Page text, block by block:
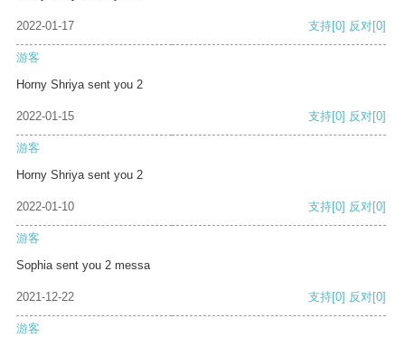
2022-01-17 支持[0] 反对[0]
游客
Horny Shriya sent you 2
2022-01-15 支持[0] 反对[0]
游客
Horny Shriya sent you 2
2022-01-10 支持[0] 反对[0]
游客
Sophia sent you 2 messa
2021-12-22 支持[0] 反对[0]
游客